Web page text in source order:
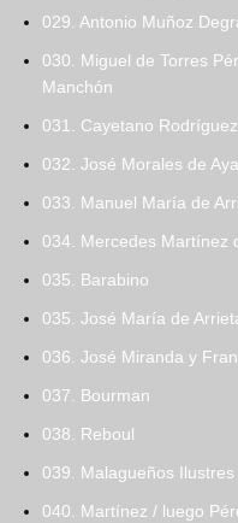
029. Antonio Muñoz
030. Miguel de Torres
Manchón
031. Cayetano Rodríguez
032. José Morales de
033. Manuel María de
034. Mercedes Martínez
035. Barabino
035. José María de
036. José Miranda y
037. Bourman
038. Reboul
039. Malagueños Ilustres
040. Martínez / luego